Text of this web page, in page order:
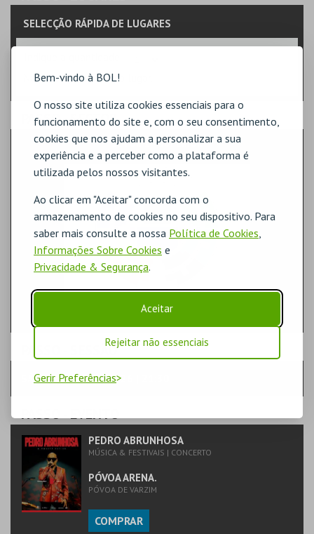
Bem-vindo à BOL!
O nosso site utiliza cookies essenciais para o
funcionamento do site e, com o seu consentimento,
cookies que nos ajudam a personalizar a sua
experiência e a perceber como a plataforma é
utilizada pelos nossos visitantes.
Ao clicar em "Aceitar" concorda com o
armazenamento de cookies no seu dispositivo. Para
saber mais consulte a nossa Política de Cookies,
Informações Sobre Cookies e
Privacidade & Segurança.
Aceitar
Rejeitar não essenciais
Gerir Preferências
SELECÇÃO RÁPIDA DE LUGARES
Na planta, selecione o lugar.
PASSO- SECTOR
SETOR 1 - SUPERIOR
- SESSÃO
SÁBADO | 14 NOV 2026 | 21:30
PASSO- EVENTO
PEDRO ABRUNHOSA
MÚSICA & FESTIVAIS | CONCERTO
PÓVOA ARENA.
PÓVOA DE VARZIM
COMPRAR